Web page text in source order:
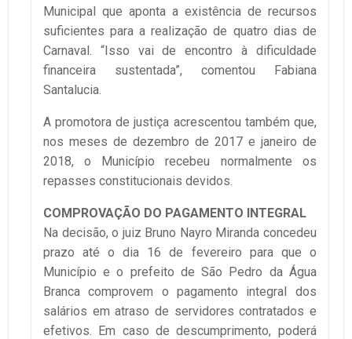
Municipal que aponta a existência de recursos
suficientes para a realização de quatro dias de
Carnaval. “Isso vai de encontro à dificuldade
financeira sustentada”, comentou Fabiana
Santalucia.
A promotora de justiça acrescentou também que,
nos meses de dezembro de 2017 e janeiro de
2018, o Município recebeu normalmente os
repasses constitucionais devidos.
COMPROVAÇÃO DO PAGAMENTO INTEGRAL
Na decisão, o juiz Bruno Nayro Miranda concedeu
prazo até o dia 16 de fevereiro para que o
Município e o prefeito de São Pedro da Água
Branca comprovem o pagamento integral dos
salários em atraso de servidores contratados e
efetivos. Em caso de descumprimento, poderá